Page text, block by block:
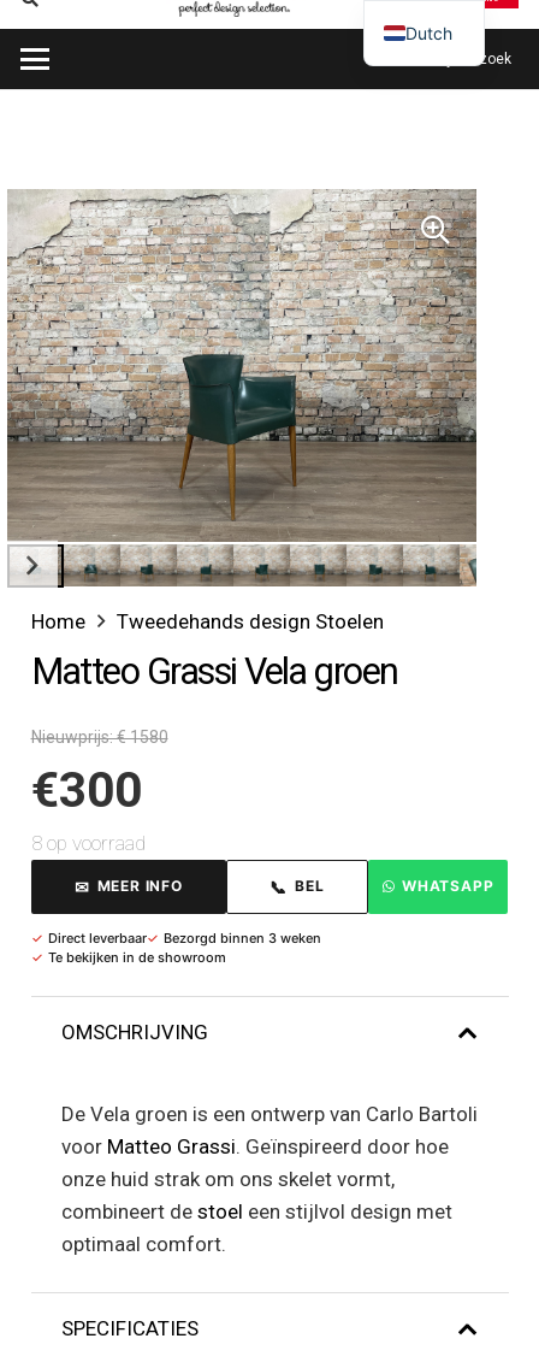
Plan mijn bezoek
Home Tweedehands design Stoelen
Matteo Grassi Vela groen
Nieuwprijs: € 1580
€300
8 op voorraad
✉ MEER INFO 📞 BEL WHATSAPP
✓ Direct leverbaar✓ Bezorgd binnen 3 weken
✓ Te bekijken in de showroom
OMSCHRIJVING
De Vela groen is een ontwerp van Carlo Bartoli
voor Matteo Grassi. Geïnspireerd door hoe
onze huid strak om ons skelet vormt,
combineert de stoel een stijlvol design met
optimaal comfort.
SPECIFICATIES
Dutch